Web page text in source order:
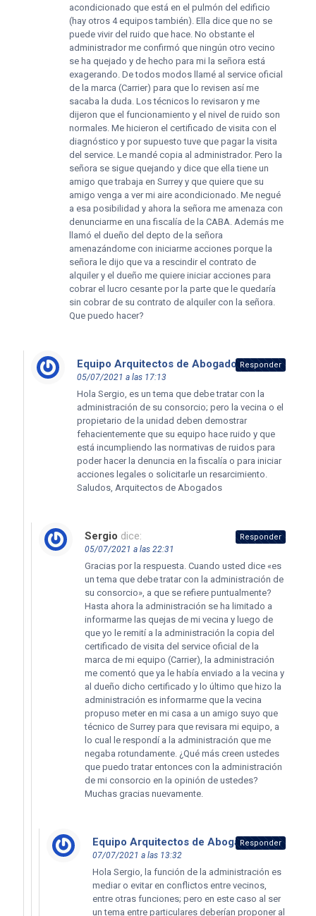
acondicionado que está en el pulmón del edificio
(hay otros 4 equipos también). Ella dice que no se
puede vivir del ruido que hace. No obstante el
administrador me confirmó que ningún otro vecino
se ha quejado y de hecho para mi la señora está
exagerando. De todos modos llamé al service oficial
de la marca (Carrier) para que lo revisen así me
sacaba la duda. Los técnicos lo revisaron y me
dijeron que el funcionamiento y el nivel de ruido son
normales. Me hicieron el certificado de visita con el
diagnóstico y por supuesto tuve que pagar la visita
del service. Le mandé copia al administrador. Pero la
señora se sigue quejando y dice que ella tiene un
amigo que trabaja en Surrey y que quiere que su
amigo venga a ver mi aire acondicionado. Me negué
a esa posibilidad y ahora la señora me amenaza con
denunciarme en una fiscalía de la CABA. Además me
llamó el dueño del depto de la señora
amenazándome con iniciarme acciones porque la
señora le dijo que va a rescindir el contrato de
alquiler y el dueño me quiere iniciar acciones para
cobrar el lucro cesante por la parte que le quedaría
sin cobrar de su contrato de alquiler con la señora.
Que puedo hacer?
Equipo Arquitectos de Abogados dice:
05/07/2021 a las 17:13
Hola Sergio, es un tema que debe tratar con la
administración de su consorcio; pero la vecina o el
propietario de la unidad deben demostrar
fehacientemente que su equipo hace ruido y que
está incumpliendo las normativas de ruidos para
poder hacer la denuncia en la fiscalía o para iniciar
acciones legales o solicitarle un resarcimiento.
Saludos, Arquitectos de Abogados
Responder
Sergio dice:
05/07/2021 a las 22:31
Gracias por la respuesta. Cuando usted dice «es
un tema que debe tratar con la administración de
su consorcio», a que se refiere puntualmente?
Hasta ahora la administración se ha limitado a
informarme las quejas de mi vecina y luego de
que yo le remití a la administración la copia del
certificado de visita del service oficial de la
marca de mi equipo (Carrier), la administración
me comentó que ya le había enviado a la vecina y
al dueño dicho certificado y lo último que hizo la
administración es informarme que la vecina
propuso meter en mi casa a un amigo suyo que
técnico de Surrey para que revisara mi equipo, a
lo cual le respondí a la administración que me
negaba rotundamente. ¿Qué más creen ustedes
que puedo tratar entonces con la administración
de mi consorcio en la opinión de ustedes?
Muchas gracias nuevamente.
Responder
Equipo Arquitectos de Abogados dice:
07/07/2021 a las 13:32
Hola Sergio, la función de la administración es
mediar o evitar en conflictos entre vecinos,
entre otras funciones; pero en este caso al ser
un tema entre particulares deberían proponer al
Responder